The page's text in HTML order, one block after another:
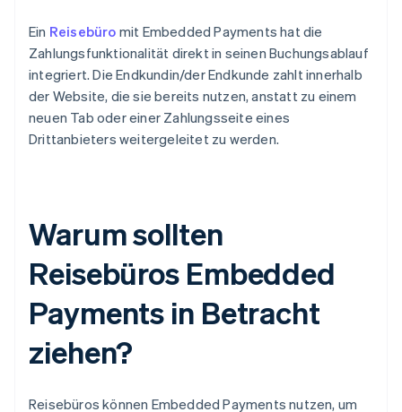
Ein Reisebüro mit Embedded Payments hat die
Zahlungsfunktionalität direkt in seinen Buchungsablauf
integriert. Die Endkundin/der Endkunde zahlt innerhalb
der Website, die sie bereits nutzen, anstatt zu einem
neuen Tab oder einer Zahlungsseite eines
Drittanbieters weitergeleitet zu werden.
Warum sollten
Reisebüros Embedded
Payments in Betracht
ziehen?
Reisebüros können Embedded Payments nutzen, um